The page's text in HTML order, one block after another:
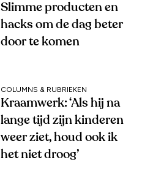
Slimme producten en
hacks om de dag beter
door te komen
COLUMNS & RUBRIEKEN
Kraamwerk: ‘Als hij na
lange tijd zijn kinderen
weer ziet, houd ook ik
het niet droog’